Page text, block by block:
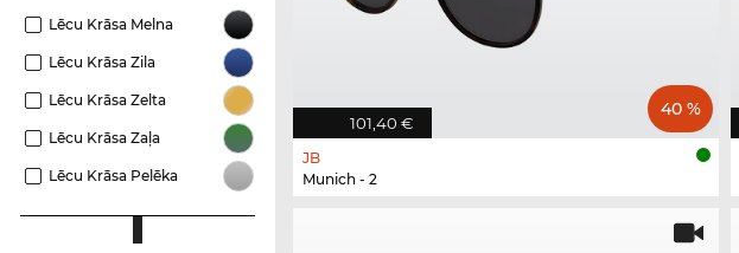
Lēcu Krāsa Melna
Lēcu Krāsa Zila
Lēcu Krāsa Zelta
Lēcu Krāsa Zaļa
Lēcu Krāsa Pelēka
101,40 €
40 %
JB
Munich - 2